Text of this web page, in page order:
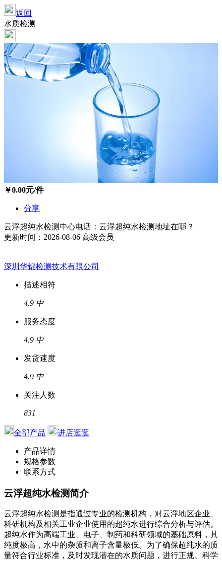
返回
水质检测
￥0.00元/件
分享
云浮超纯水检测中心电话：云浮超纯水检测地址在哪？
更新时间：2026-08-06 高级会员
深圳华锦检测技术有限公司
描述相符
4.9 中
服务态度
4.9 中
发货速度
4.9 中
关注人数
831
全部产品 进店逛逛
产品详情
规格参数
联系方式
云浮超纯水检测简介
云浮超纯水检测是指通过专业的检测机构，对云浮地区企业、
科研机构及相关工业企业使用的超纯水进行综合分析与评估。
超纯水作为高端工业、电子、制药和科研领域的基础原料，其
纯度极高，水中的杂质和离子含量极低。为了确保超纯水的质
量符合行业标准，及时发现潜在的水质问题，进行正规、科学